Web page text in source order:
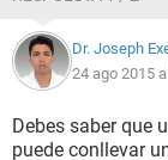
Dr. Joseph
24 ago 2015
Debes saber que
puede conllevar